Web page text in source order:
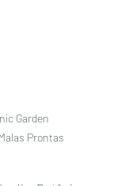
Garden
Malas Prontas